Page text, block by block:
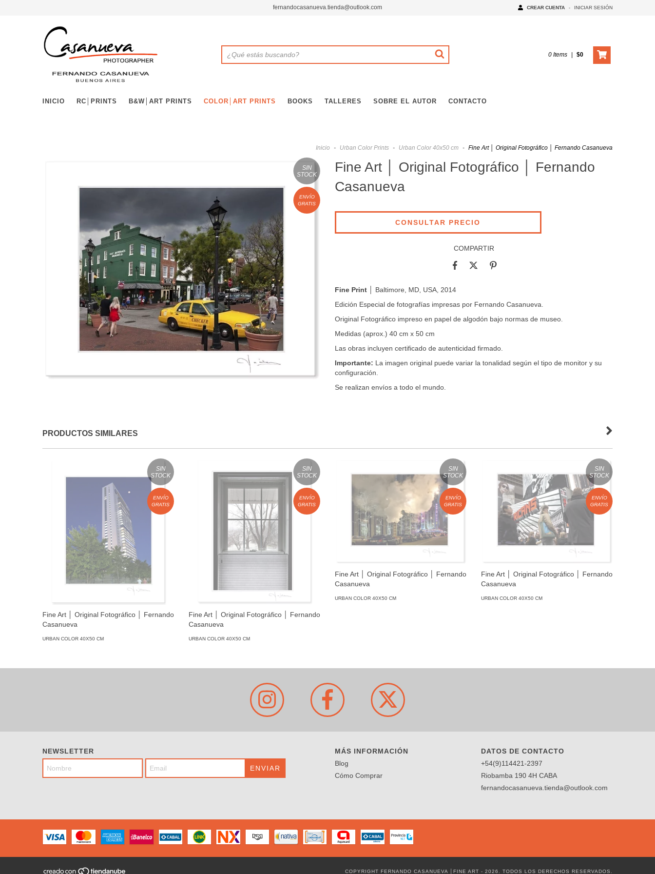
fernandocasanueva.tienda@outlook.com CREAR CUENTA - INICIAR SESIÓN
0 Items $0
INICIO RC│PRINTS B&W│ART PRINTS COLOR│ART PRINTS BOOKS TALLERES SOBRE EL AUTOR CONTACTO
Inicio - Urban Color Prints - Urban Color 40x50 cm - Fine Art │ Original Fotográfico │ Fernando Casanueva
SIN
STOCK
ENVÍO
GRATIS
Fine Art │ Original Fotográfico │ Fernando
Casanueva
COMPARTIR
Fine Print │ Baltimore, MD, USA, 2014
Edición Especial de fotografías impresas por Fernando Casanueva.
Original Fotográfico impreso en papel de algodón bajo normas de museo.
Medidas (aprox.) 40 cm x 50 cm
Las obras incluyen certificado de autenticidad firmado.
Importante: La imagen original puede variar la tonalidad según el tipo de monitor y su
configuración.
Se realizan envíos a todo el mundo.
PRODUCTOS SIMILARES
SIN
STOCK
ENVÍO
GRATIS
Fine Art │ Original Fotográfico │ Fernando
Casanueva
URBAN COLOR 40X50 CM
SIN
STOCK
ENVÍO
GRATIS
Fine Art │ Original Fotográfico │ Fernando
Casanueva
URBAN COLOR 40X50 CM
SIN
STOCK
ENVÍO
GRATIS
Fine Art │ Original Fotográfico │ Fernando
Casanueva
URBAN COLOR 40X50 CM
SIN
STOCK
ENVÍO
GRATIS
Fine Art │ Original Fotográfico │ Fernando
Casanueva
URBAN COLOR 40X50 CM
NEWSLETTER
MÁS INFORMACIÓN
Blog
Cómo Comprar
DATOS DE CONTACTO
+54(9)114421-2397
Riobamba 190 4H CABA
fernandocasanueva.tienda@outlook.com
COPYRIGHT FERNANDO CASANUEVA │FINE ART - 2026. TODOS LOS DERECHOS RESERVADOS.